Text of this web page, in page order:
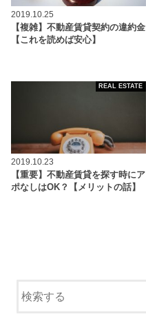
2019.10.25
【複雑】不動産賃貸契約の違約金
【これを読めば安心】
REAL ESTATE
2019.10.23
【重要】不動産賃貸を探す時にア
ポなしはOK？【メリットの話】